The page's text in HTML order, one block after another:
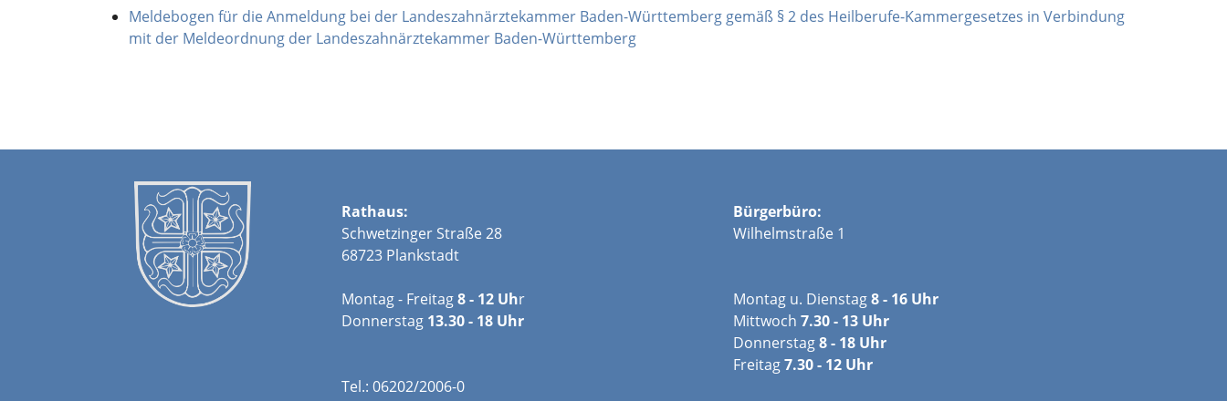
Meldebogen für die Anmeldung bei der Landeszahnärztekammer Baden-Württemberg gemäß § 2 des Heilberufe-Kammergesetzes in Verbindung
mit der Meldeordnung der Landeszahnärztekammer Baden-Württemberg
Rathaus:
Schwetzinger Straße 28
68723 Plankstadt
Montag - Freitag8 - 12 Uhr
Donnerstag 13.30 - 18 Uhr
Bürgerbüro:
Wilhelmstraße 1
Montag u. Dienstag8 - 16 Uhr
Mittwoch 7.30 - 13 Uhr
Donnerstag8 - 18 Uhr
Freitag7.30 - 12 Uhr
Tel.: 06202/2006-0